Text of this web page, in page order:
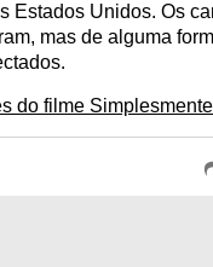
Estados Unidos. Os
mas de alguma
do filme